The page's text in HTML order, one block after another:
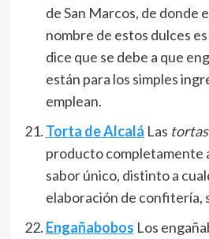
de San Marcos, de donde
nombre de estos dulces
dice que se debe a que
están para los simples
emplean.
Torta de Alcalá Las
producto completamente
sabor único, distinto a
elaboración de confitería,
Engañabobos Los